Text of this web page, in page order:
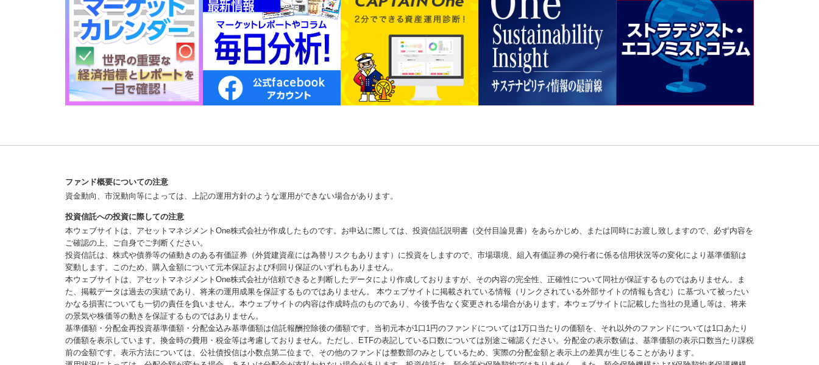
ファンド概要についての注意
資金動向、市況動向等によっては、上記の運用方針のような運用ができない場合があります。
投資信託への投資に際しての注意
本ウェブサイトは、アセットマネジメントOne株式会社が作成したものです。お申込に際しては、投資信託説明書（交付目論見書）をあらかじめ、または同時にお渡し致しますので、必ず内容を
ご確認の上、ご自身でご判断ください。
投資信託は、株式や債券等の値動きのある有価証券（外貨建資産には為替リスクもあります）に投資をしますので、市場環境、組入有価証券の発行者に係る信用状況等の変化により基準価額は
変動します。このため、購入金額について元本保証および利回り保証のいずれもありません。
本ウェブサイトは、アセットマネジメントOne株式会社が信頼できると判断したデータにより作成しておりますが、その内容の完全性、正確性について同社が保証するものではありません。ま
た、掲載データは過去の実績であり、将来の運用成果を保証するものではありません。 本ウェブサイトに掲載されている情報（リンクされている外部サイトの情報も含む）に基づいて被ったい
かなる損害についても一切の責任を負いません。本ウェブサイトの内容は作成時点のものであり、今後予告なく変更される場合があります。本ウェブサイトに記載した当社の見通し等は、将来
の景気や株価等の動きを保証するものではありません。
基準価額・分配金再投資基準価額・分配金込み基準価額は信託報酬控除後の価額です。当初元本が1口1円のファンドについては1万口当たりの価額を、それ以外のファンドについては1口あたり
の価額を表示しています。換金時の費用・税金等は考慮しておりません。ただし、ETFの表記している口数については別途ご確認ください。分配金の表示数値は、基準価額の表示口数当たり課税
前の金額です。表示方法については、公社債投信は小数点第二位まで、その他のファンドは整数部のみとしているため、実際の分配金額と表示上の差異が生じることがあります。